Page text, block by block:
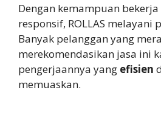
Dengan kemampuan bekerja
responsif, ROLLAS melayani
Banyak pelanggan yang
merekomendasikan jasa ini
pengerjaannya yang efisien
memuaskan.